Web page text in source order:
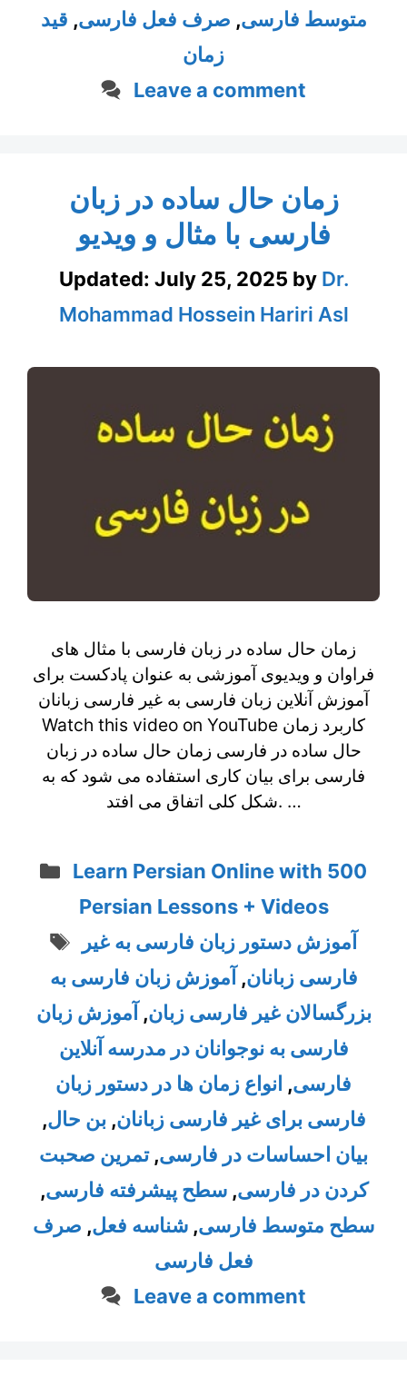
متوسط فارسی, صرف فعل فارسی, قید
زمان
Leave a comment
زمان حال ساده در زبان
فارسی با مثال و ویدیو
Updated: July 25, 2025 by Dr.
Mohammad Hossein Hariri Asl
زمان حال ساده در زبان فارسی با مثال های
فراوان و ویدیوی آموزشی به عنوان پادکست برای
آموزش آنلاین زبان فارسی به غیر فارسی زبانان
Watch this video on YouTube کاربرد زمان
حال ساده در فارسی زمان حال ساده در زبان
فارسی برای بیان کاری استفاده می شود که به
شکل کلی اتفاق می افتد. …
Categories
Learn Persian Online with 500
Persian Lessons + Videos
Tags
آموزش دستور زبان فارسی به غیر
فارسی زبانان, آموزش زبان فارسی به
بزرگسالان غیر فارسی زبان, آموزش زبان
فارسی به نوجوانان در مدرسه آنلاین
فارسی, انواع زمان ها در دستور زبان
فارسی برای غیر فارسی زبانان,بن حال,
بیان احساسات در فارسی,تمرین صحبت
کردن در فارسی,سطح پیشرفته فارسی,
سطح متوسط فارسی, شناسه فعل, صرف
فعل فارسی
Leave a comment